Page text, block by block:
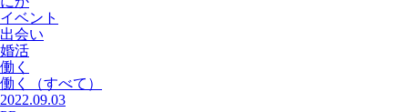
イベント
出会い
婚活
働く
働く
（すべて）
2022.09.03